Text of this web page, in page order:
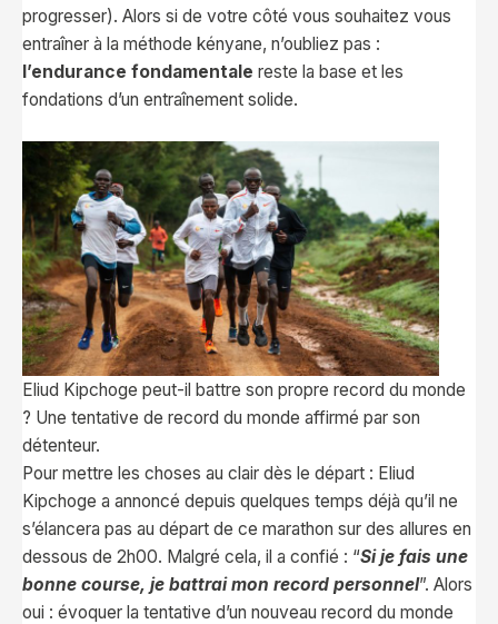
progresser). Alors si de votre côté vous souhaitez vous
entraîner à la méthode kényane, n’oubliez pas :
l’endurance fondamentale reste la base et les
fondations d’un entraînement solide.
Eliud Kipchoge peut-il battre son propre record du monde
? Une tentative de record du monde affirmé par son
détenteur.
Pour mettre les choses au clair dès le départ : Eliud
Kipchoge a annoncé depuis quelques temps déjà qu’il ne
s’élancera pas au départ de ce marathon sur des allures en
dessous de 2h00. Malgré cela, il a confié : “Si je fais une
bonne course, je battrai mon record personnel”. Alors
oui : évoquer la tentative d’un nouveau record du monde